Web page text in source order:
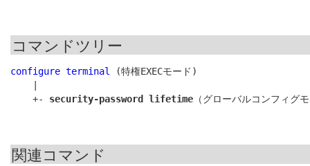
コマンドツリー
configure terminal
(特権EXECモード)
    +-
security-password lifetime
関連コマンド